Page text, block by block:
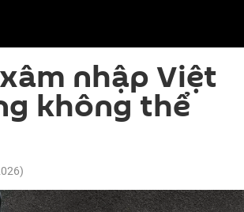
nhập Việt
không thể
)